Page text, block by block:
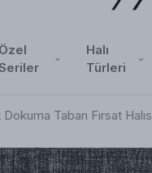
Özel
Halı
Türleri
Taban Fırsat